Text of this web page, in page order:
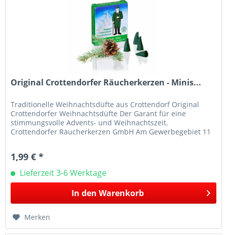
Original Crottendorfer Räucherkerzen - Minis...
Traditionelle Weihnachtsdüfte aus Crottendorf Original
Crottendorfer Weihnachtsdüfte Der Garant für eine
stimmungsvolle Advents- und Weihnachtszeit.
Crottendorfer Räucherkerzen GmbH Am Gewerbegebiet 11
1,99 € *
Lieferzeit 3-6 Werktage
In den Warenkorb
Merken